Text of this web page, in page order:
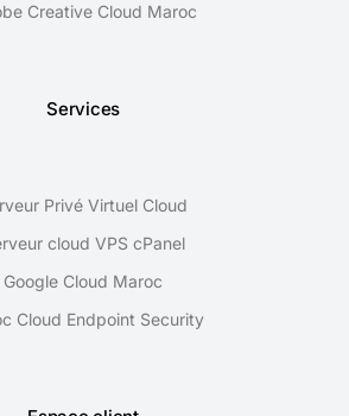
Creative Cloud Maroc
Services
Privé Virtuel Cloud
cloud VPS cPanel
Google Cloud Maroc
Cloud Endpoint Security